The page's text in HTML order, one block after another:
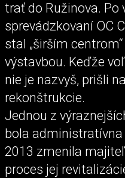
trať do Ružinova. Po
sprevádzkovaní OC
stal „širším
výstavbou. Keďže
nie je nazvyš, prišli
rekonštrukcie.
Jednou z
bola administratívna
2013 zmenila
proces jej